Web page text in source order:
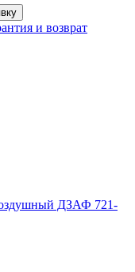
и возврат
ДЗАФ 721-